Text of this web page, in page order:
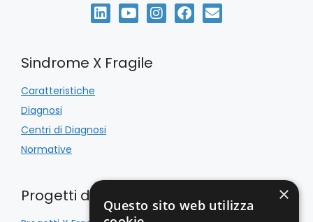
Sindrome X Fragile
Caratteristiche
Diagnosi
Centri di Diagnosi
Normative
Progetti di Inclusione ×
Questo sito web utilizza